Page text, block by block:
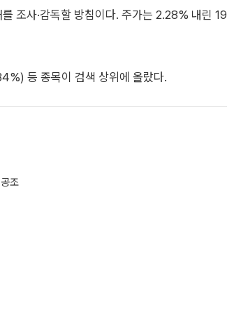
조사·감독할 방침이다. 주가는 2.28% 내린 19
등 종목이 검색 상위에 올랐다.
조